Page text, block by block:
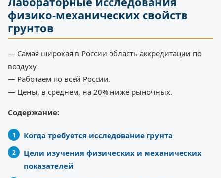
физико-механических свойств
грунтов
— Самая широкая в России область аккредитации по
воздуху.
— Работаем по всей России.
— Цены, в среднем, на 20% ниже рыночных.
Содержание:
Когда требуется исследование грунта
Цели изучения физических и механических
показателей